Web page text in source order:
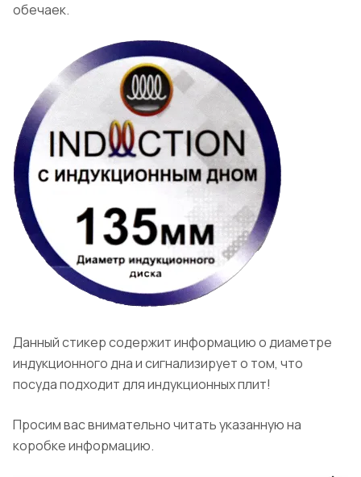
обечаек.
Данный стикер содержит информацию о диаметре
индукционного дна и сигнализирует о том, что
посуда подходит для индукционных плит!
Просим вас внимательно читать указанную на
коробке информацию.